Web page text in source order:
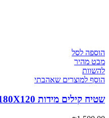
הוספה לסל
מבט מהיר
להשוות
הוסף למוצרים שאהבתי
שטיח קילים מידות 180X120